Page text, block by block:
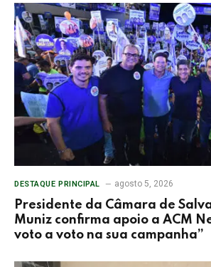
DESTAQUE PRINCIPAL agosto 5, 2026
Presidente da Câmara de
Muniz confirma apoio a ACM
voto a voto na sua campanha”